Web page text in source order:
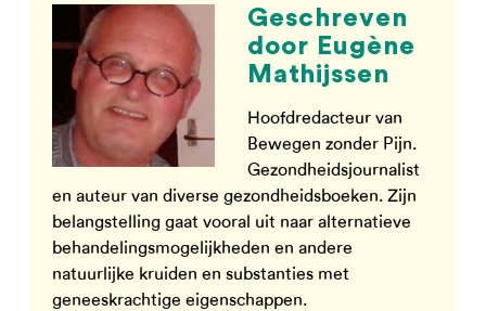
Geschreven
door Eugène
Mathijssen
Hoofdredacteur van
Bewegen zonder Pijn.
Gezondheidsjournalist
en auteur van diverse gezondheidsboeken. Zijn
belangstelling gaat vooral uit naar alternatieve
behandelingsmogelijkheden en andere
natuurlijke kruiden en substanties met
geneeskrachtige eigenschappen.